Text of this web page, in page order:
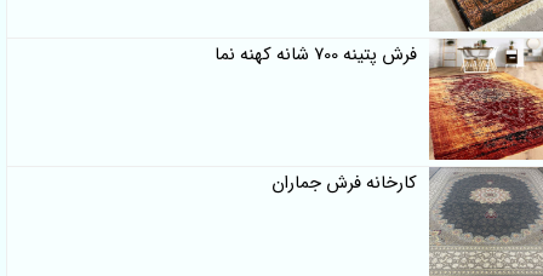
فرش پتینه 700 شانه کهنه نما
کارخانه فرش جماران